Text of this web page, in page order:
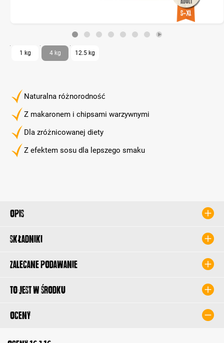
Naturalna różnorodność
Z makaronem i chipsami warzywnymi
Dla zróżnicowanej diety
Z efektem sosu dla lepszego smaku
1 kg 4 kg 12.5 kg
Opis
Składniki
Zalecane podawanie
To jest w środku
Oceny